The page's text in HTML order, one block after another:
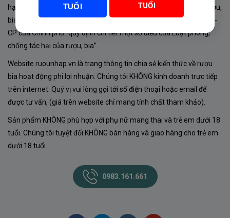
hại của rượu, bia” số 44/2019/QH14-Điều 16 về “điều kiện bán rượu,
bia theo hình thức thương mại điện tử”; Nghị định số 24/2020/NĐ-
CP của Chính phủ “quy định chi tiết một số điều của Luật phòng,
chống tác hại của rượu, bia”.
Website ruounhap.vn là trang thông tin chia sẻ kiến thức về rượu
bia hoạt động phi lợi nhuận. Chúng tôi KHÔNG kinh doanh trực tiếp
trên internet. Quý vị vui lòng gọi tới số điện thoại hoặc email để
được tư vấn, (giá trên website chỉ mang tính chất tham khảo).
Sản phẩm KHÔNG phù hợp với phụ nữ mang thai và trẻ em dưới 18
tuổi. Chúng tôi tuyệt đối KHÔNG bán hàng và giao hàng cho trẻ em
dưới 18 tuổi.
0983.161.661
TUỔI
TUỔI